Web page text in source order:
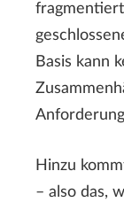
Basis kann
Hinzu
– also das,